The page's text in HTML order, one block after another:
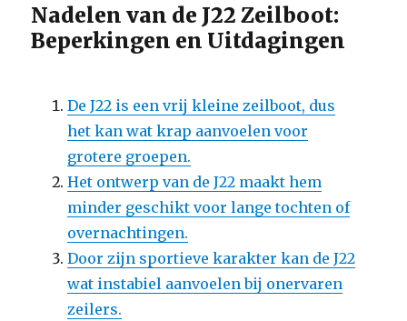
Nadelen van de J22 Zeilboot:
Beperkingen en Uitdagingen
De J22 is een vrij kleine zeilboot, dus
het kan wat krap aanvoelen voor
grotere groepen.
Het ontwerp van de J22 maakt hem
minder geschikt voor lange tochten of
overnachtingen.
Door zijn sportieve karakter kan de J22
wat instabiel aanvoelen bij onervaren
zeilers.